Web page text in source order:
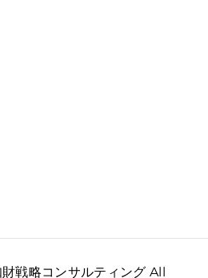
戦略コンサルティング All